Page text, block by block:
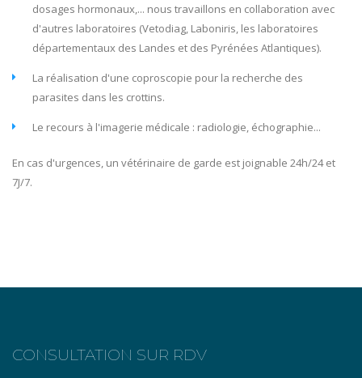
dosages hormonaux,... nous travaillons en collaboration avec
d'autres laboratoires (Vetodiag, Laboniris, les laboratoires
départementaux des Landes et des Pyrénées Atlantiques).
La réalisation d'une coproscopie pour la recherche des
parasites dans les crottins.
Le recours à l'imagerie médicale : radiologie, échographie...
En cas d'urgences, un vétérinaire de garde est joignable 24h/24 et
7J/7.
CONSULTATION SUR RDV